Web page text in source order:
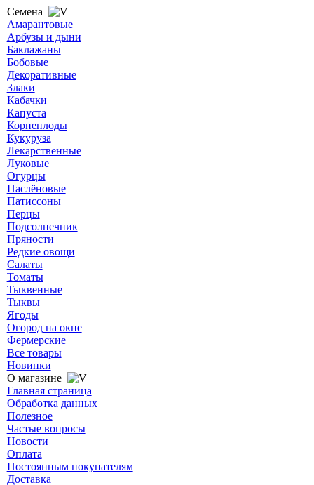
Семена
Амарантовые
Арбузы и дыни
Баклажаны
Бобовые
Декоративные
Злаки
Кабачки
Капуста
Корнеплоды
Кукуруза
Лекарственные
Луковые
Огурцы
Паслёновые
Патиссоны
Перцы
Подсолнечник
Пряности
Редкие овощи
Салаты
Томаты
Тыквенные
Тыквы
Ягоды
Огород на окне
Фермерские
Все товары
Новинки
О магазине
Главная страница
Обработка данных
Полезное
Частые вопросы
Новости
Оплата
Постоянным покупателям
Доставка